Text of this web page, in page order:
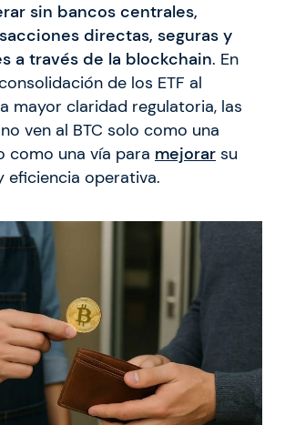
sin bancos centrales,
directas, seguras y
a través de la blockchain. En
de los ETF al
mayor claridad regulatoria, las
ven al BTC solo como una
como una vía para mejorar su
eficiencia operativa.